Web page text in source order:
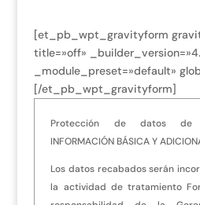
[et_pb_wpt_gravityform
title=»off»
_module_preset=»default»
[/et_pb_wpt_gravityform]
Protección de datos de
INFORMACIÓN BÁSICA Y
Los datos recabados serán
la actividad de tratamiento